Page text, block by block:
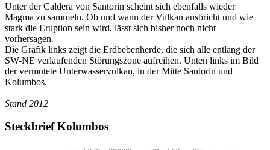
Unter der Caldera von Santorin scheint sich ebenfalls wieder
Magma zu sammeln. Ob und wann der Vulkan ausbricht und wie
stark die Eruption sein wird, lässt sich bisher noch nicht
vorhersagen.
Die Grafik links zeigt die Erdbebenherde, die sich alle entlang der
SW-NE verlaufenden Störungszone aufreihen. Unten links im Bild
der vermutete Unterwasservulkan, in der Mitte Santorin und
Kolumbos.
Stand 2012
Steckbrief Kolumbos